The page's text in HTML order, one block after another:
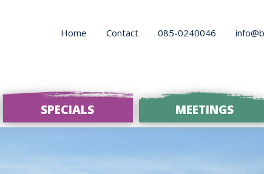
085-0240046
Contact
Home
SPECIALS MEETINGS